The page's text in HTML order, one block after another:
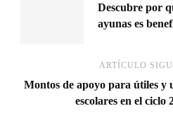
Descubre por
ayunas es
ARTÍCULO
Montos de apoyo para útiles y
escolares en el ciclo